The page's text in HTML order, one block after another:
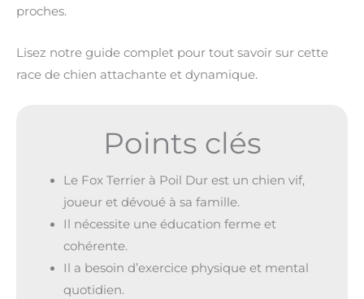
proches.
Lisez notre guide complet pour tout savoir sur cette
race de chien attachante et dynamique.
Points clés
Le Fox Terrier à Poil Dur est un chien vif,
joueur et dévoué à sa famille.
Il nécessite une éducation ferme et
cohérente.
Il a besoin d’exercice physique et mental
quotidien.